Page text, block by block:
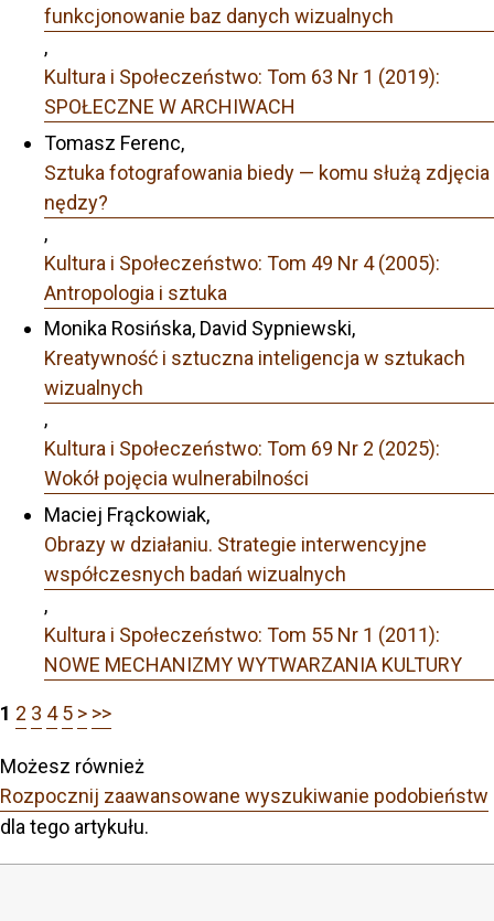
funkcjonowanie baz danych wizualnych
,
Kultura i Społeczeństwo: Tom 63 Nr 1 (2019):
SPOŁECZNE W ARCHIWACH
Tomasz Ferenc,
Sztuka fotografowania biedy — komu służą zdjęcia
nędzy?
,
Kultura i Społeczeństwo: Tom 49 Nr 4 (2005):
Antropologia i sztuka
Monika Rosińska, David Sypniewski,
Kreatywność i sztuczna inteligencja w sztukach
wizualnych
,
Kultura i Społeczeństwo: Tom 69 Nr 2 (2025):
Wokół pojęcia wulnerabilności
Maciej Frąckowiak,
Obrazy w działaniu. Strategie interwencyjne
współczesnych badań wizualnych
,
Kultura i Społeczeństwo: Tom 55 Nr 1 (2011):
NOWE MECHANIZMY WYTWARZANIA KULTURY
1 2 3 4 5 > >>
Możesz również
Rozpocznij zaawansowane wyszukiwanie podobieństw
dla tego artykułu.